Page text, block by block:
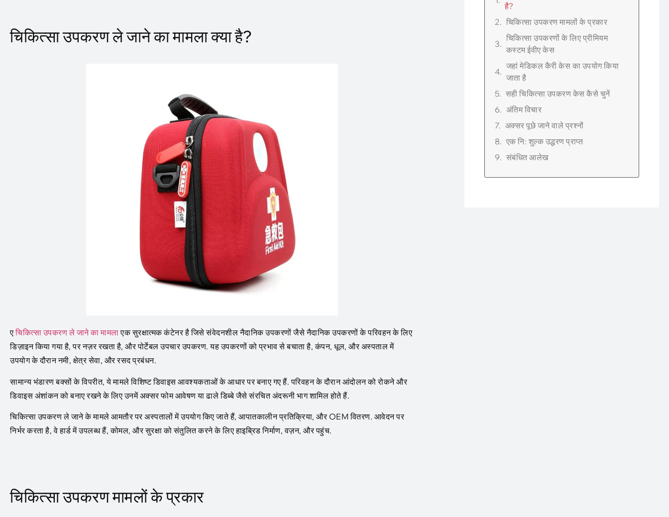
चिकित्सा उपकरण ले जाने का मामला क्या है?
एचिकित्सा उपकरण ले जाने का मामलाएक सुरक्षात्मक कंटेनर है जिसे संवेदनशील नैदानिक ​​उपकरणों जैसे नैदानिक ​​उपकरणों के परिवहन के लिए
डिज़ाइन किया गया है, पर नज़र रखता है, और पोर्टेबल उपचार उपकरण. यह उपकरणों को प्रभाव से बचाता है, कंपन, धूल, और अस्पताल में
उपयोग के दौरान नमी, क्षेत्र सेवा, और रसद प्रबंधन.
सामान्य भंडारण बक्सों के विपरीत, ये मामले विशिष्ट डिवाइस आवश्यकताओं के आधार पर बनाए गए हैं. परिवहन के दौरान आंदोलन को रोकने और
डिवाइस अंशांकन को बनाए रखने के लिए उनमें अक्सर फोम आवेषण या ढाले डिब्बे जैसे संरचित अंदरूनी भाग शामिल होते हैं.
चिकित्सा उपकरण ले जाने के मामले आमतौर पर अस्पतालों में उपयोग किए जाते हैं, आपातकालीन प्रतिक्रिया, और OEM वितरण. आवेदन पर
निर्भर करता है, वे हार्ड में उपलब्ध हैं, कोमल, और सुरक्षा को संतुलित करने के लिए हाइब्रिड निर्माण, वज़न, और पहुंच.
चिकित्सा उपकरण मामलों के प्रकार
है?
चिकित्सा उपकरण मामलों के प्रकार
चिकित्सा उपकरणों के लिए प्रीमियम
कस्टम ईवीए केस
जहां मेडिकल कैरी केस का उपयोग किया
जाता है
सही चिकित्सा उपकरण केस कैसे चुनें
अंतिम विचार
अक्सर पूछे जाने वाले प्रश्नों
एक नि: शुल्क उद्धरण प्राप्त
संबंधित आलेख